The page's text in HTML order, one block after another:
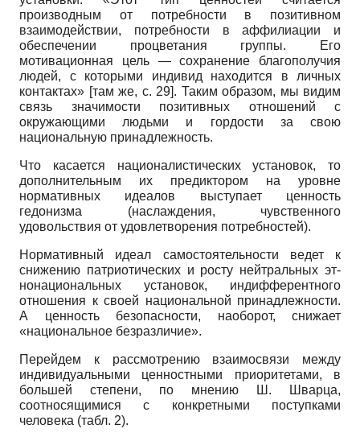
производным от потребности в позитивном
взаимодействии, потребности в аффилиации и
обеспечении процветания группы. Его
мотивационная цель — сохранение благополучия
людей, с которыми индивид находится в личных
контактах» [там же, с. 29]. Таким образом, мы видим
связь значимости позитивных отношений с
окружающими людьми и гордости за свою
национальную принадлежность.
Что касается националистических установок, то
дополнительным их предиктором на уровне
нормативных идеалов выступает ценность
гедонизма (наслаждения, чувственного
удовольствия от удовлетворения потребностей).
Нормативный идеал самостоятельности ведет к
снижению патриотических и росту нейтральных эт-
нонациональных установок, индифферентного
отношения к своей национальной принадлежности.
А ценность безопасности, наоборот, снижает
«национальное безразличие».
Перейдем к рассмотрению взаимосвязи между
индивидуальными ценностными приоритетами, в
большей степени, по мнению Ш. Шварца,
соотносящимися с конкретными поступками
человека (табл. 2).